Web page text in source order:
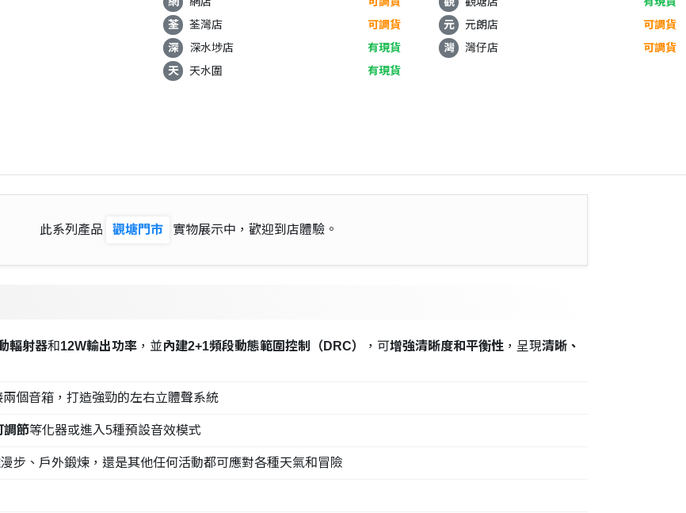
荃
荃灣店 可調貨 元 元朗店
可調貨
深
深水埗店 有現貨 灣 灣仔店
可調貨
天
天水圍 有現貨
此系列產品 觀塘門市 實物展示中，歡迎到店體驗。
輻射器和12W輸出功率 ，並內建2+1頻段動態範圍控制（DRC） ，可增強清晰度和平衡性 ，呈現清晰、
兩個音箱，打造強勁的左右立體聲系統
調節等化器或進入5種預設音效模式
步、戶外鍛煉，還是其他任何活動都可應對各種天氣和冒險